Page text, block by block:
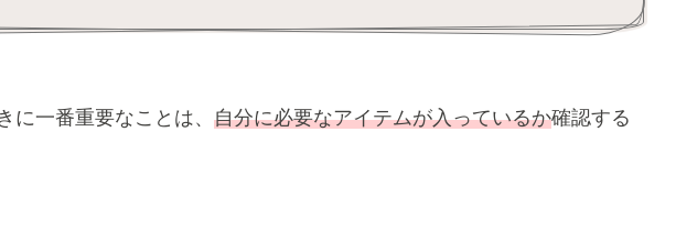
に一番重要なことは、 自分に必要なアイテムが入っているか確認する